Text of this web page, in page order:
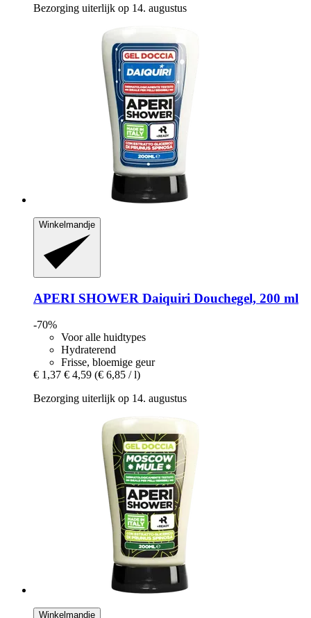
Bezorging uiterlijk op 14. augustus
Winkelmandje
APERI SHOWER Daiquiri Douchegel, 200 ml
-70%
Voor alle huidtypes
Hydraterend
Frisse, bloemige geur
€ 1,37 € 4,59 (€ 6,85 / l)
Bezorging uiterlijk op 14. augustus
Winkelmandje